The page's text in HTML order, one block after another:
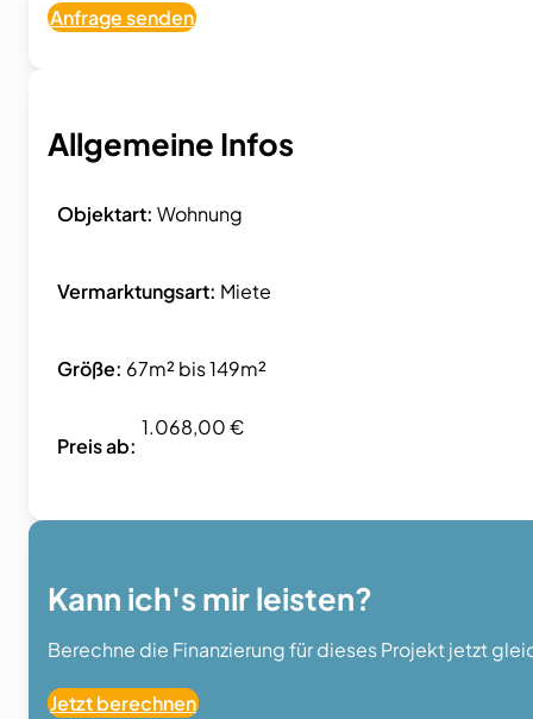
Anfrage senden
Allgemeine Infos
Objektart: Wohnung
Vermarktungsart: Miete
Größe: 67m² bis 149m²
Preis ab:
1.068,00 €
Kann ich's mir leisten?
Berechne die Finanzierung für dieses Projekt jetzt
Jetzt berechnen